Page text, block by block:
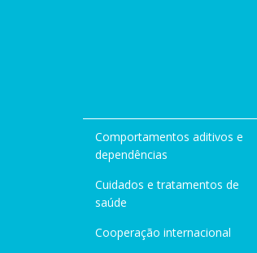
Comportamentos aditivos e
dependências
Cuidados e tratamentos de
saúde
Cooperação internacional